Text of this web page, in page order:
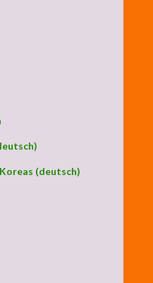
(deutsch)